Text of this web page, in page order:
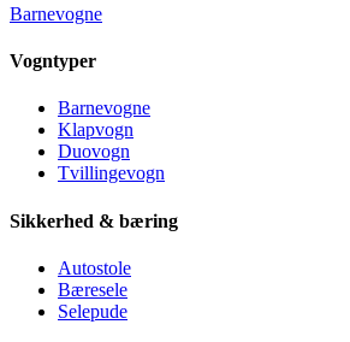
Barnevogne
Vogntyper
Barnevogne
Klapvogn
Duovogn
Tvillingevogn
Sikkerhed & bæring
Autostole
Bæresele
Selepude